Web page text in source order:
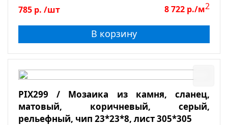
785 р. /шт 8 722 р./м2
В корзину
PIX299 / Мозаика из камня, сланец,
матовый, коричневый, серый,
рельефный, чип 23*23*8, лист 305*305